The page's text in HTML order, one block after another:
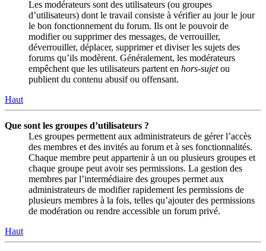
Les modérateurs sont des utilisateurs (ou groupes
d’utilisateurs) dont le travail consiste à vérifier au jour le jour
le bon fonctionnement du forum. Ils ont le pouvoir de
modifier ou supprimer des messages, de verrouiller,
déverrouiller, déplacer, supprimer et diviser les sujets des
forums qu’ils modèrent. Généralement, les modérateurs
empêchent que les utilisateurs partent en hors-sujetou
publient du contenu abusif ou offensant.
Haut
Que sont les groupes d’utilisateurs ?
Les groupes permettent aux administrateurs de gérer l’accès
des membres et des invités au forum et à ses fonctionnalités.
Chaque membre peut appartenir à un ou plusieurs groupes et
chaque groupe peut avoir ses permissions. La gestion des
membres par l’intermédiaire des groupes permet aux
administrateurs de modifier rapidement les permissions de
plusieurs membres à la fois, telles qu’ajouter des permissions
de modération ou rendre accessible un forum privé.
Haut